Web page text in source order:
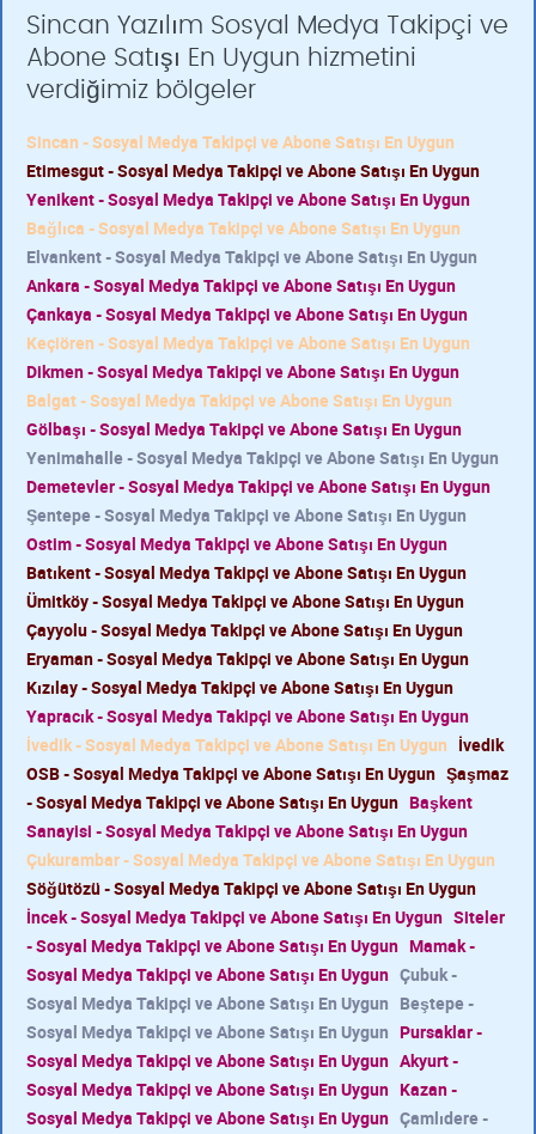
Sincan Yazılım Sosyal Medya Takipçi ve
Abone Satışı En Uygun hizmetini
verdiğimiz bölgeler
Sincan - Sosyal Medya Takipçi ve Abone Satışı En Uygun
Etimesgut - Sosyal Medya Takipçi ve Abone Satışı En Uygun
Yenikent - Sosyal Medya Takipçi ve Abone Satışı En Uygun
Bağlıca - Sosyal Medya Takipçi ve Abone Satışı En Uygun
Elvankent - Sosyal Medya Takipçi ve Abone Satışı En Uygun
Ankara - Sosyal Medya Takipçi ve Abone Satışı En Uygun
Çankaya - Sosyal Medya Takipçi ve Abone Satışı En Uygun
Keçiören - Sosyal Medya Takipçi ve Abone Satışı En Uygun
Dikmen - Sosyal Medya Takipçi ve Abone Satışı En Uygun
Balgat - Sosyal Medya Takipçi ve Abone Satışı En Uygun
Gölbaşı - Sosyal Medya Takipçi ve Abone Satışı En Uygun
Yenimahalle - Sosyal Medya Takipçi ve Abone Satışı En Uygun
Demetevler - Sosyal Medya Takipçi ve Abone Satışı En Uygun
Şentepe - Sosyal Medya Takipçi ve Abone Satışı En Uygun
Ostim - Sosyal Medya Takipçi ve Abone Satışı En Uygun
Batıkent - Sosyal Medya Takipçi ve Abone Satışı En Uygun
Ümitköy - Sosyal Medya Takipçi ve Abone Satışı En Uygun
Çayyolu - Sosyal Medya Takipçi ve Abone Satışı En Uygun
Eryaman - Sosyal Medya Takipçi ve Abone Satışı En Uygun
Kızılay - Sosyal Medya Takipçi ve Abone Satışı En Uygun
Yapracık - Sosyal Medya Takipçi ve Abone Satışı En Uygun
İvedik - Sosyal Medya Takipçi ve Abone Satışı En Uygun İvedik
OSB - Sosyal Medya Takipçi ve Abone Satışı En Uygun Şaşmaz
- Sosyal Medya Takipçi ve Abone Satışı En Uygun Başkent
Sanayisi - Sosyal Medya Takipçi ve Abone Satışı En Uygun
Çukurambar - Sosyal Medya Takipçi ve Abone Satışı En Uygun
Söğütözü - Sosyal Medya Takipçi ve Abone Satışı En Uygun
İncek - Sosyal Medya Takipçi ve Abone Satışı En Uygun Siteler
- Sosyal Medya Takipçi ve Abone Satışı En Uygun Mamak -
Sosyal Medya Takipçi ve Abone Satışı En Uygun Çubuk -
Sosyal Medya Takipçi ve Abone Satışı En Uygun Beştepe -
Sosyal Medya Takipçi ve Abone Satışı En Uygun Pursaklar -
Sosyal Medya Takipçi ve Abone Satışı En Uygun Akyurt -
Sosyal Medya Takipçi ve Abone Satışı En Uygun Kazan -
Sosyal Medya Takipçi ve Abone Satışı En Uygun Çamlıdere -